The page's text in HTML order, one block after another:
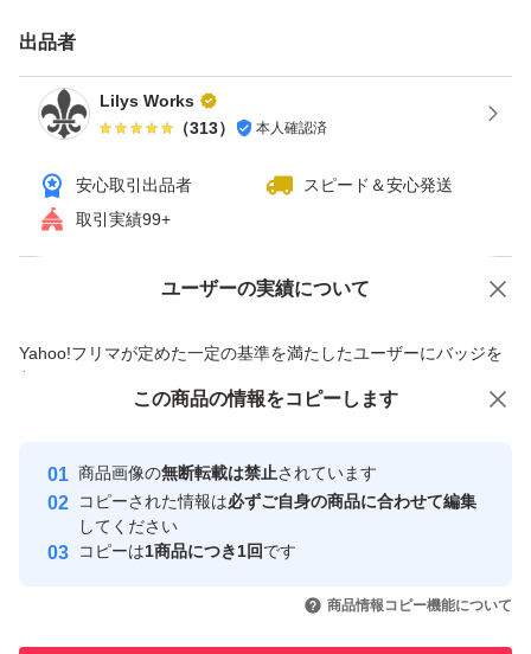
出品者
Lilys Works
（313） 本人確認済
安心取引出品者
スピード＆安心発送
取引実績99+
ユーザーの実績について
Yahoo!フリマが定めた一定の基準を満たしたユーザーにバッジを
付与しています
安心取引出品者
心・安全なユーザーです
取引実績
引を完了させた実績があります
価格の相談 商品への質問
この商品の情報をコピーします
商品画像の無断転載は禁止されています
コピーされた情報は必ずご自身の商品に合わせて編集
してください
コピーは1商品につき1回です
商品情報コピー機能について
この商品をみている人にオススメ